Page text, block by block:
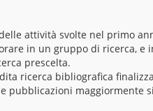
attività svolte nel primo
in un gruppo di ricerca, e
prescelta.
ricerca bibliografica
pubblicazioni maggiormente